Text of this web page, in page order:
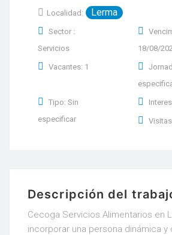
Localidad: Lerma
Sector :
Servicios
18/08/
Vacantes: 1
Tipo: Sin
especificar
Descripción del
Cecoga Servicios Alimentarios en
incorporar una persona dinámica y